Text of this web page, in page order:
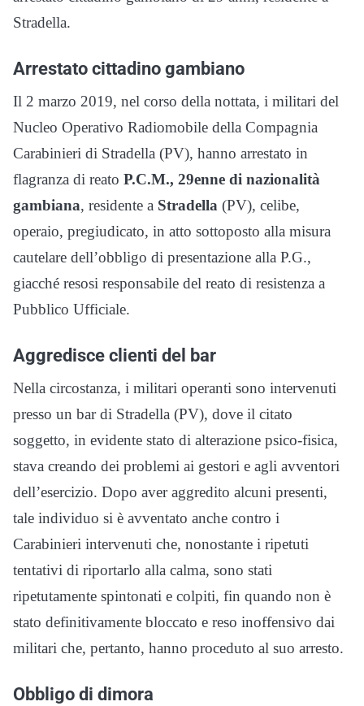
Stradella.
Arrestato cittadino gambiano
Il 2 marzo 2019, nel corso della nottata, i militari del
Nucleo Operativo Radiomobile della Compagnia
Carabinieri di Stradella (PV), hanno arrestato in
flagranza di reato P.C.M., 29enne di nazionalità
gambiana, residente a Stradella (PV), celibe,
operaio, pregiudicato, in atto sottoposto alla misura
cautelare dell’obbligo di presentazione alla P.G.,
giacché resosi responsabile del reato di resistenza a
Pubblico Ufficiale.
Aggredisce clienti del bar
Nella circostanza, i militari operanti sono intervenuti
presso un bar di Stradella (PV), dove il citato
soggetto, in evidente stato di alterazione psico-fisica,
stava creando dei problemi ai gestori e agli avventori
dell’esercizio. Dopo aver aggredito alcuni presenti,
tale individuo si è avventato anche contro i
Carabinieri intervenuti che, nonostante i ripetuti
tentativi di riportarlo alla calma, sono stati
ripetutamente spintonati e colpiti, fin quando non è
stato definitivamente bloccato e reso inoffensivo dai
militari che, pertanto, hanno proceduto al suo arresto.
Obbligo di dimora